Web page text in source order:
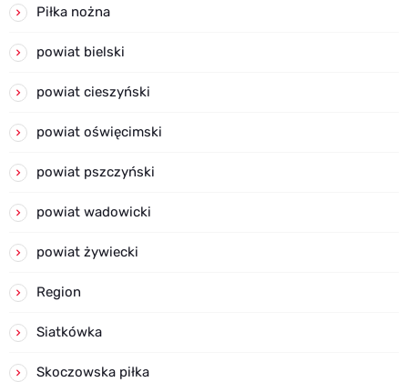
Piłka nożna
powiat bielski
powiat cieszyński
powiat oświęcimski
powiat pszczyński
powiat wadowicki
powiat żywiecki
Region
Siatkówka
Skoczowska piłka